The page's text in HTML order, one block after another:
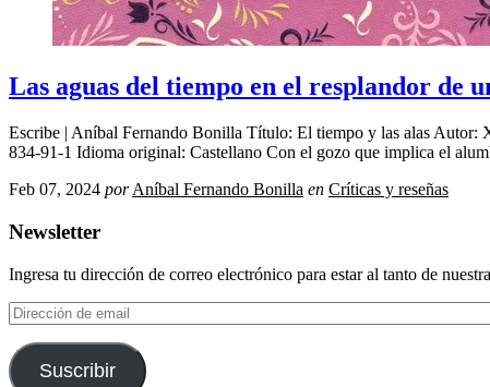
Las aguas del tiempo en el resplandor de
Escribe | Aníbal Fernando Bonilla Título: El tiempo y las alas
834-91-1 Idioma original: Castellano Con el gozo que implica el
Feb 07, 2024 por Aníbal Fernando Bonilla en Críticas y reseñas
Newsletter
Ingresa tu dirección de correo electrónico para estar al tanto de
Dirección
de
email
Suscribir